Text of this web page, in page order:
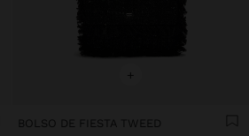
+
BOLSO DE FIESTA TWEED